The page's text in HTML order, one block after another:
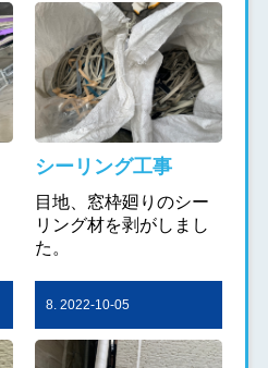
シーリング工事
目地、窓枠廻りのシー
リング材を剥がしまし
た。
8. 2022-10-05